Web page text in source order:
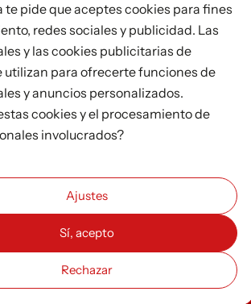
Les Torrenteres
te pide que aceptes cookies para fines
redes sociales y publicidad. Las
y las cookies publicitarias de
utilizan para ofrecerte funciones de
y anuncios personalizados.
cookies y el procesamiento de
involucrados?